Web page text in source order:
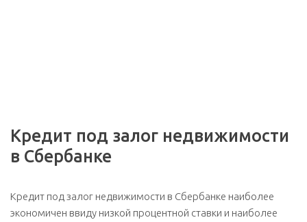
Кредит под залог недвижимости
в Сбербанке
Кредит под залог недвижимости в Сбербанке наиболее
экономичен ввиду низкой процентной ставки и наиболее